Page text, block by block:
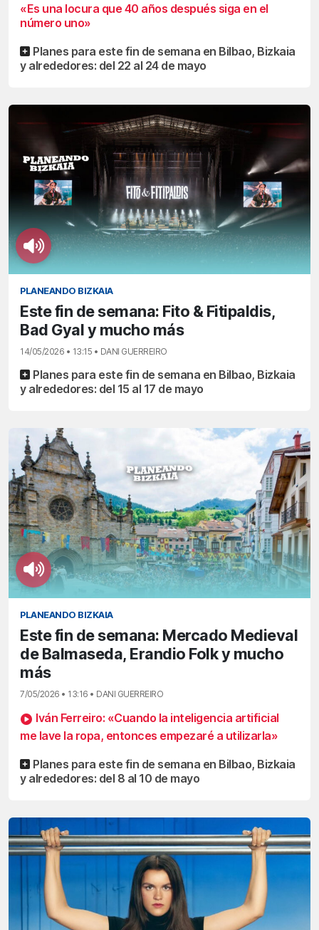
«Es una locura que 40 años después siga en el
número uno»
Planes para este fin de semana en Bilbao, Bizkaia
y alrededores: del 22 al 24 de mayo
PLANEANDO BIZKAIA
Este fin de semana: Fito & Fitipaldis,
Bad Gyal y mucho más
14/05/2026 • 13:15 • DANI GUERREIRO
Planes para este fin de semana en Bilbao, Bizkaia
y alrededores: del 15 al 17 de mayo
PLANEANDO BIZKAIA
Este fin de semana: Mercado Medieval
de Balmaseda, Erandio Folk y mucho
más
7/05/2026 • 13:16 • DANI GUERREIRO
Iván Ferreiro: «Cuando la inteligencia artificial
me lave la ropa, entonces empezaré a utilizarla»
Planes para este fin de semana en Bilbao, Bizkaia
y alrededores: del 8 al 10 de mayo